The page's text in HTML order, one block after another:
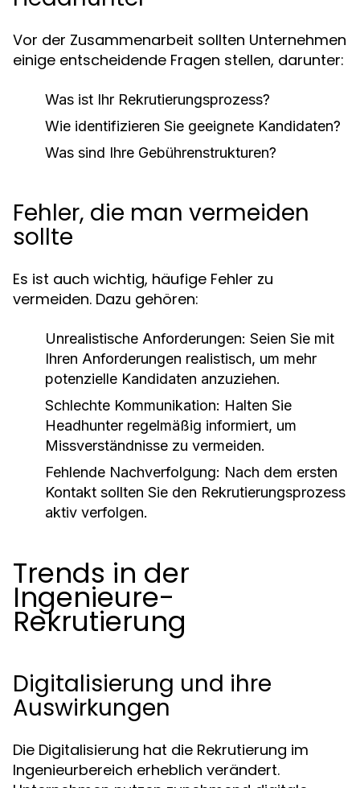
Vor der Zusammenarbeit sollten Unternehmen
einige entscheidende Fragen stellen, darunter:
Was ist Ihr Rekrutierungsprozess?
Wie identifizieren Sie geeignete Kandidaten?
Was sind Ihre Gebührenstrukturen?
Fehler, die man vermeiden
sollte
Es ist auch wichtig, häufige Fehler zu
vermeiden. Dazu gehören:
Unrealistische Anforderungen: Seien Sie mit
Ihren Anforderungen realistisch, um mehr
potenzielle Kandidaten anzuziehen.
Schlechte Kommunikation: Halten Sie
Headhunter regelmäßig informiert, um
Missverständnisse zu vermeiden.
Fehlende Nachverfolgung: Nach dem ersten
Kontakt sollten Sie den Rekrutierungsprozess
aktiv verfolgen.
Trends in der
Ingenieure-
Rekrutierung
Digitalisierung und ihre
Auswirkungen
Die Digitalisierung hat die Rekrutierung im
Ingenieurbereich erheblich verändert.